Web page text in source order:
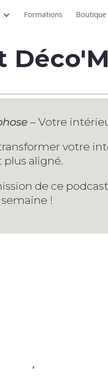
Skip
Formations Boutique
– Votre
votre
plus aligné.
de ce
semaine !